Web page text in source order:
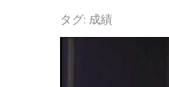
タグ: 成績